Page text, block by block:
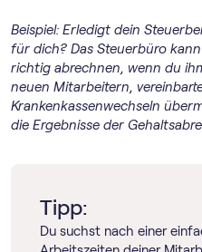
Beispiel: Erledigt dein
für dich? Das Steuerbüro
richtig abrechnen, wenn du
neuen Mitarbeitern,
Krankenkassenwechseln
die Ergebnisse der
Tipp:
Du suchst nach einer